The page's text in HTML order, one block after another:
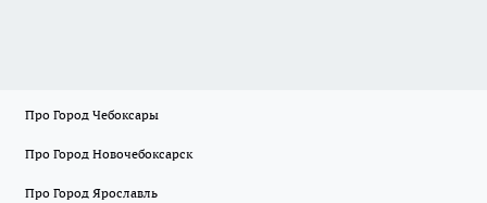
Про Город Чебоксары
Про Город Новочебоксарск
Про Город Ярославль